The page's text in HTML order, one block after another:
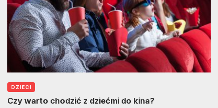
DZIECI
Czy warto chodzić z dziećmi do kina?